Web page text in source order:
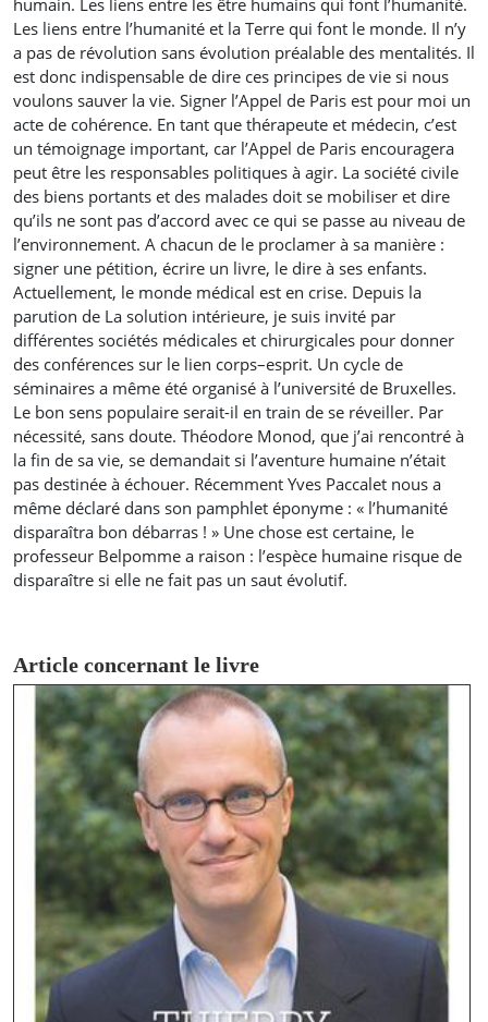
humain. Les liens entre les être humains qui font l’humanité.
Les liens entre l’humanité et la Terre qui font le monde. Il n’y
a pas de révolution sans évolution préalable des mentalités. Il
est donc indispensable de dire ces principes de vie si nous
voulons sauver la vie. Signer l’Appel de Paris est pour moi un
acte de cohérence. En tant que thérapeute et médecin, c’est
un témoignage important, car l’Appel de Paris encouragera
peut être les responsables politiques à agir. La société civile
des biens portants et des malades doit se mobiliser et dire
qu’ils ne sont pas d’accord avec ce qui se passe au niveau de
l’environnement. A chacun de le proclamer à sa manière :
signer une pétition, écrire un livre, le dire à ses enfants.
Actuellement, le monde médical est en crise. Depuis la
parution de La solution intérieure, je suis invité par
différentes sociétés médicales et chirurgicales pour donner
des conférences sur le lien corps–esprit. Un cycle de
séminaires a même été organisé à l’université de Bruxelles.
Le bon sens populaire serait-il en train de se réveiller. Par
nécessité, sans doute. Théodore Monod, que j’ai rencontré à
la fin de sa vie, se demandait si l’aventure humaine n’était
pas destinée à échouer. Récemment Yves Paccalet nous a
même déclaré dans son pamphlet éponyme : « l’humanité
disparaîtra bon débarras ! » Une chose est certaine, le
professeur Belpomme a raison : l’espèce humaine risque de
disparaître si elle ne fait pas un saut évolutif.
Article concernant le livre